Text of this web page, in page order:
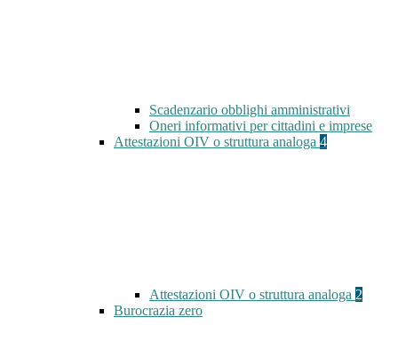
Scadenzario obblighi amministrativi
Oneri informativi per cittadini e imprese
Attestazioni OIV o struttura analoga 4
Attestazioni OIV o struttura analoga 2
Burocrazia zero